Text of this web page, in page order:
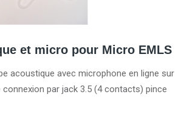
et micro pour Micro EMLS
acoustique avec microphone en ligne sur
connexion par jack 3.5 (4 contacts) pince